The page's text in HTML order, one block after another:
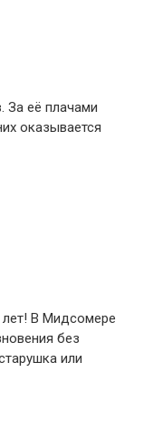
За её плачами
оказывается
лет! В Мидсомере
без
или